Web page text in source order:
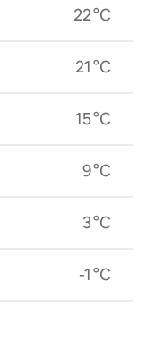
22 °C
21 °C
15 °C
9 °C
3 °C
-1 °C